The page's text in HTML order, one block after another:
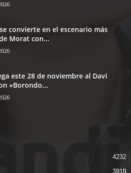
convierte en el escenario más
Morat con...
este 28 de noviembre al Davi
«Borondo...
4232
3919